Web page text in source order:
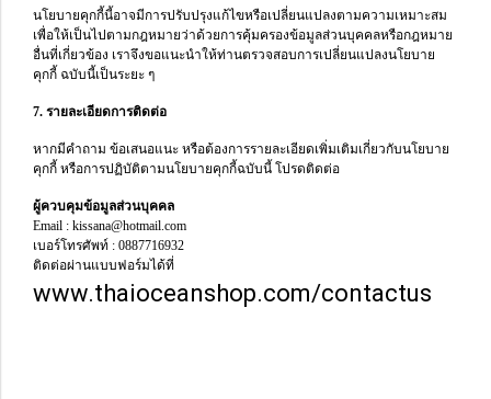
นโยบายคุกกี้นี้อาจมีการปรับปรุงแก้ไขหรือเปลี่ยนแปลงตามความเหมาะสม
เพื่อให้เป็นไปตามกฎหมายว่าด้วยการคุ้มครองข้อมูลส่วนบุคคลหรือกฎหมาย
อื่นที่เกี่ยวข้อง เราจึงขอแนะนำให้ท่านตรวจสอบการเปลี่ยนแปลงนโยบาย
คุกกี้ ฉบับนี้เป็นระยะ ๆ
7. รายละเอียดการติดต่อ
หากมีคำถาม ข้อเสนอแนะ หรือต้องการรายละเอียดเพิ่มเติมเกี่ยวกับนโยบาย
คุกกี้ หรือการปฏิบัติตามนโยบายคุกกี้ฉบับนี้ โปรดติดต่อ
ผู้ควบคุมข้อมูลส่วนบุคคล
Email : kissana@hotmail.com
เบอร์โทรศัพท์ : 0887716932
ติดต่อผ่านแบบฟอร์มได้ที่
www.thaioceanshop.com/contactus